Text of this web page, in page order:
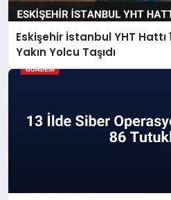
Eskişehir İstanbul YHT Hattı
Yakın Yolcu Taşıdı